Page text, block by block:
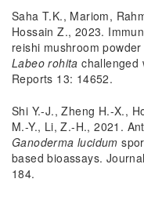
Saha T.K., Mariom,
Hossain Z., 2023.
reishi mushroom
Labeo rohita
Reports 13: 14652.
Shi Y.-J., Zheng H.-X.,
M.-Y., Li, Z.-H., 2021.
Ganoderma lucidum
based bioassays.
184.